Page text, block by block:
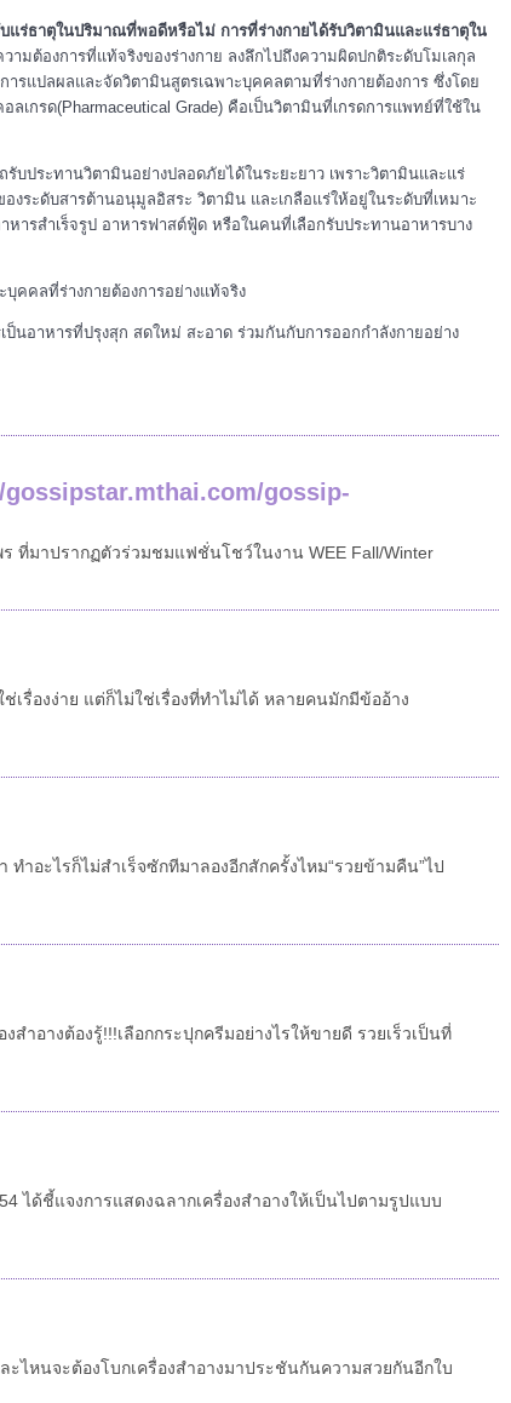
แร่ธาตุในปริมาณที่พอดีหรือไม่ การที่ร่างกายได้รับวิตามินและแร่ธาตุใน
มต้องการที่แท้จริงของร่างกาย ลงลึกไปถึงความผิดปกติระดับโมเลกุล
รแปลผลและจัดวิตามินสูตรเฉพาะบุคคลตามที่ร่างกายต้องการ ซึ่งโดย
กรด(Pharmaceutical Grade) คือเป็นวิตามินที่เกรดการแพทย์ที่ใช้ใน
ประทานวิตามินอย่างปลอดภัยได้ในระยะยาว เพราะวิตามินและแร่
ระดับสารต้านอนุมูลอิสระ วิตามิน และเกลือแร่ให้อยู่ในระดับที่เหมาะ
รสำเร็จรูป อาหารฟาสต์ฟู้ด หรือในคนที่เลือกรับประทานอาหารบาง
คคลที่ร่างกายต้องการอย่างแท้จริง
อาหารที่ปรุงสุก สดใหม่ สะอาด ร่วมกันกับการออกกำลังกายอย่าง
gossip-
ที่มาปรากฏตัวร่วมชมแฟชั่นโชว์ในงาน WEE Fall/Winter
รื่องง่าย แต่ก็ไม่ใช่เรื่องที่ทำไม่ได้ หลายคนมักมีข้ออ้าง
ำอะไรก็ไม่สำเร็จซักทีมาลองอีกสักครั้งไหม“รวยข้ามคืน”ไป
สำอางต้องรู้!!!เลือกกระปุกครีมอย่างไรให้ขายดี รวยเร็วเป็นที่
ได้ชี้แจงการแสดงฉลากเครื่องสำอางให้เป็นไปตามรูปแบบ
ะไหนจะต้องโบกเครื่องสำอางมาประชันกันความสวยกันอีกใบ